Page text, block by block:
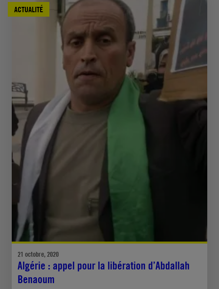
ACTUALITÉ
21 octobre, 2020
Algérie : appel pour la libération d’Abdallah
Benaoum